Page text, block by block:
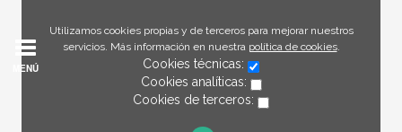
Utilizamos cookies propias y de terceros para mejorar nuestros
servicios. Más información en nuestra política de cookies.
Cookies técnicas:
Cookies analíticas:
Cookies de terceros:
MENÚ